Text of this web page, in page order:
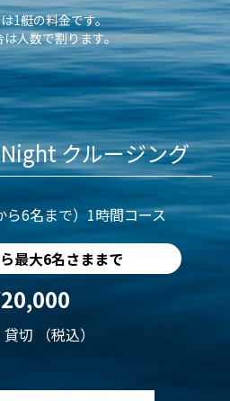
1艇の料金です。
人数で割ります。
クルージング
ら6名まで）1時間コース
最大6名さままで
切 （税込）